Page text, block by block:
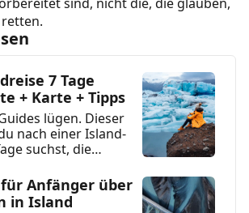
retten.
7 Tage
+ Karte + Tipps
lügen. Dieser
nach einer Island-
suchst, die
Anfänger über
in Island